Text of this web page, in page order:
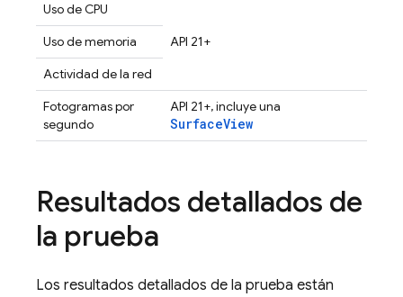
Uso de CPU
API 21+
Uso de memoria
Actividad de la red
Fotogramas por
segundo
API 21+, incluye una
SurfaceView
Resultados detallados de
la prueba
Los resultados detallados de la prueba están